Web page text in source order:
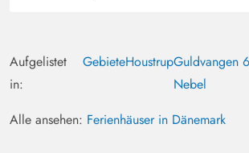
Aufgelistet
in:
GebieteHoustrupGuldvangen
Nebel
Alle ansehen: Ferienhäuser in Dänemark